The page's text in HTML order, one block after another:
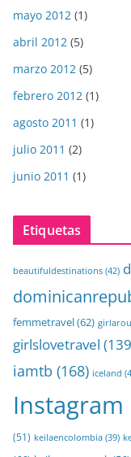
mayo 2012 (1)
abril 2012 (5)
marzo 2012 (5)
febrero 2012 (1)
agosto 2011 (1)
julio 2011 (2)
junio 2011 (1)
Etiquetas
beautifuldestinations (42)
femmetravel(62)
girlslovetravel
iamtb (168) iceland
Instagram
(51) keilaencolombia (39)